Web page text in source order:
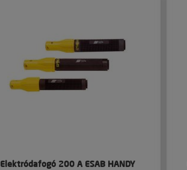
Elektródafogó 200 A ESAB HANDY